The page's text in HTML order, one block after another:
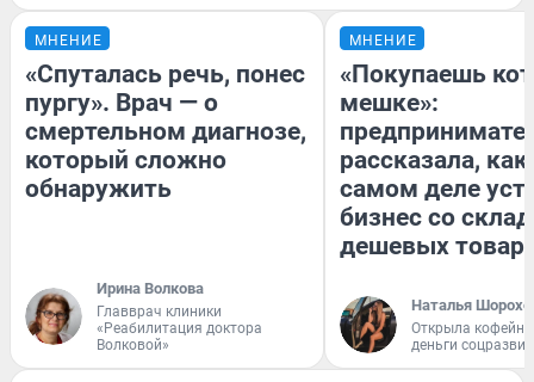
МНЕНИЕ
«Спуталась речь, понес
пургу». Врач — о
смертельном диагнозе,
который сложно
обнаружить
Ирина Волкова
Главврач клиники
«Реабилитация доктора
Волковой»
МНЕНИЕ
«Покупаешь
мешке»:
рассказала, как
самом деле
бизнес со
дешевых
Наталья
Открыла
деньги